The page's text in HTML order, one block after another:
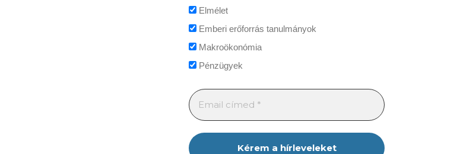
Elmélet
Emberi erőforrás tanulmányok
Makroökonómia
Pénzügyek